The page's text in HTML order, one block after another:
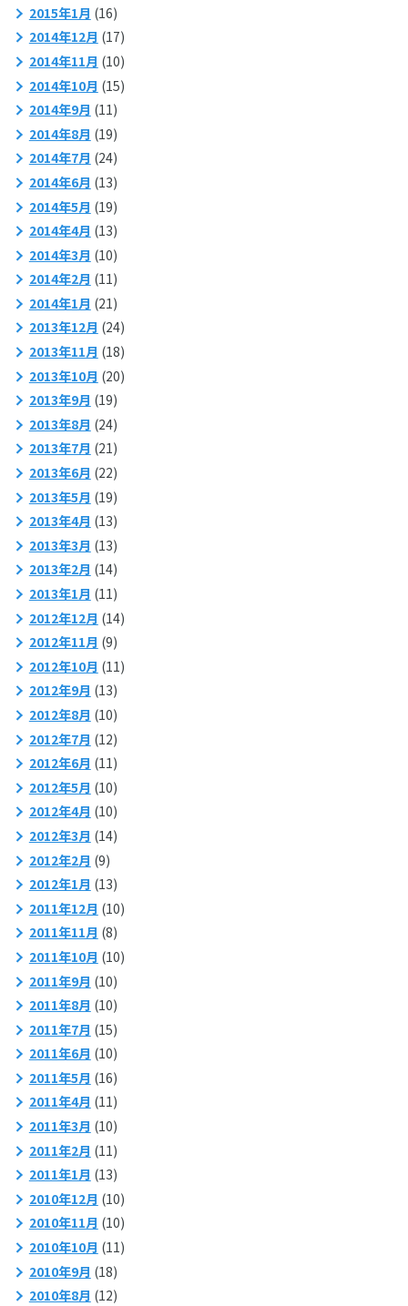
2015年1月 (16)
2014年12月 (17)
2014年11月 (10)
2014年10月 (15)
2014年9月 (11)
2014年8月 (19)
2014年7月 (24)
2014年6月 (13)
2014年5月 (19)
2014年4月 (13)
2014年3月 (10)
2014年2月 (11)
2014年1月 (21)
2013年12月 (24)
2013年11月 (18)
2013年10月 (20)
2013年9月 (19)
2013年8月 (24)
2013年7月 (21)
2013年6月 (22)
2013年5月 (19)
2013年4月 (13)
2013年3月 (13)
2013年2月 (14)
2013年1月 (11)
2012年12月 (14)
2012年11月 (9)
2012年10月 (11)
2012年9月 (13)
2012年8月 (10)
2012年7月 (12)
2012年6月 (11)
2012年5月 (10)
2012年4月 (10)
2012年3月 (14)
2012年2月 (9)
2012年1月 (13)
2011年12月 (10)
2011年11月 (8)
2011年10月 (10)
2011年9月 (10)
2011年8月 (10)
2011年7月 (15)
2011年6月 (10)
2011年5月 (16)
2011年4月 (11)
2011年3月 (10)
2011年2月 (11)
2011年1月 (13)
2010年12月 (10)
2010年11月 (10)
2010年10月 (11)
2010年9月 (18)
2010年8月 (12)